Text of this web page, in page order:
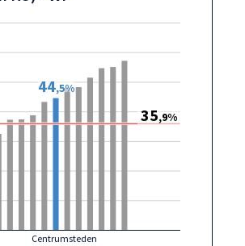
Centrumsteden
44,5%
35,9%